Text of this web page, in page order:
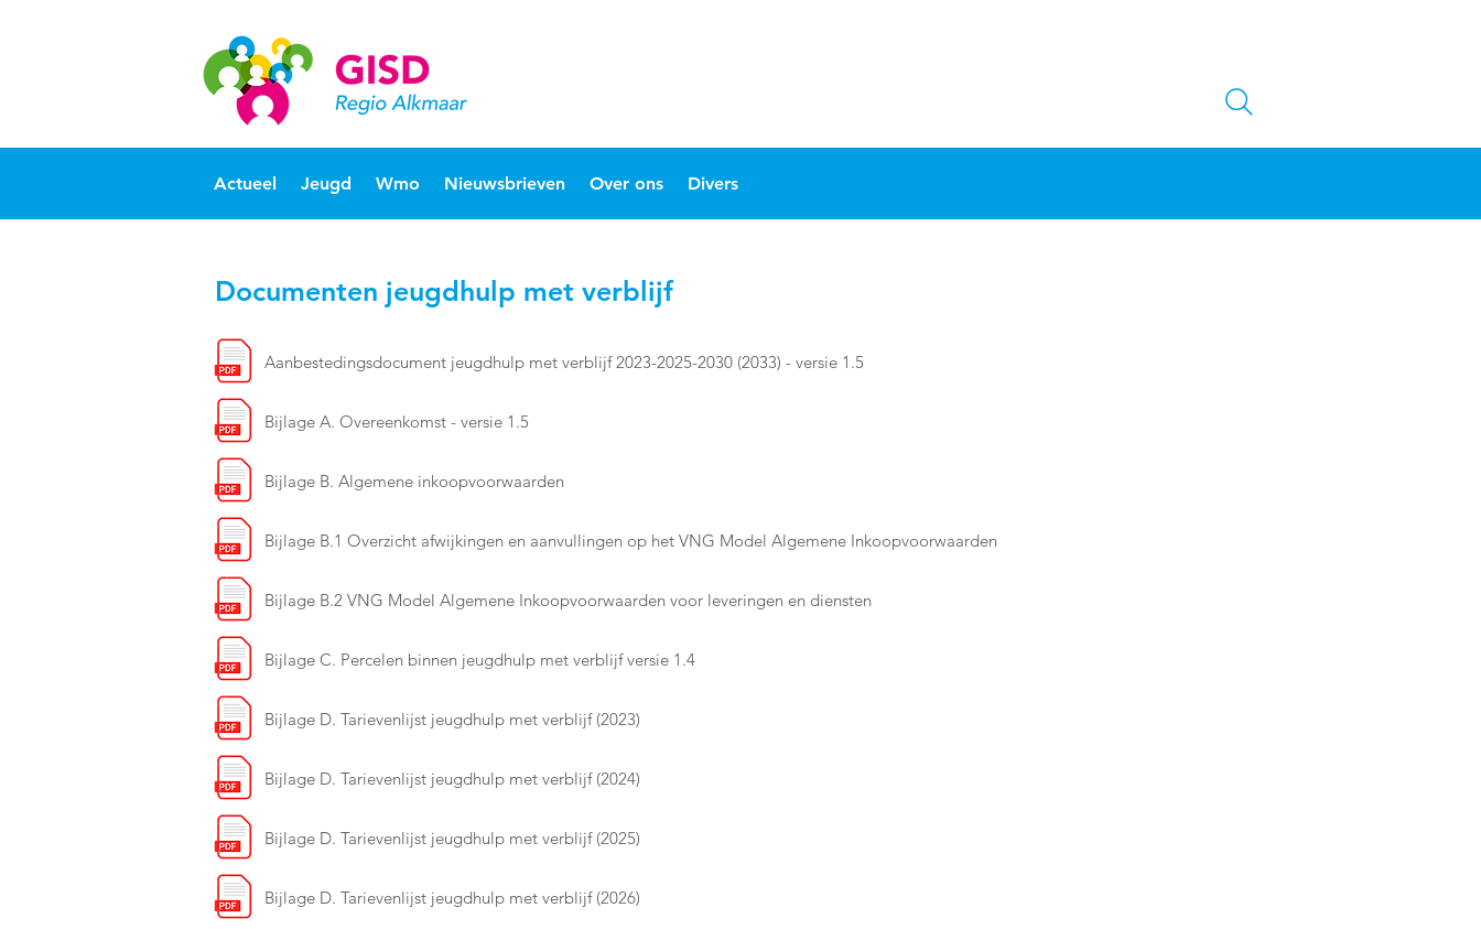
Actueel Jeugd Wmo Nieuwsbrieven Over ons Divers
Documenten jeugdhulp met verblijf
Aanbestedingsdocument jeugdhulp met verblijf 2023-2025-2030 (2033) - versie 1.5
Bijlage A. Overeenkomst - versie 1.5
Bijlage B. Algemene inkoopvoorwaarden
Bijlage B.1 Overzicht afwijkingen en aanvullingen op het VNG Model Algemene Inkoopvoorwaarden
Bijlage B.2 VNG Model Algemene Inkoopvoorwaarden voor leveringen en diensten
Bijlage C. Percelen binnen jeugdhulp met verblijf versie 1.4
Bijlage D. Tarievenlijst jeugdhulp met verblijf (2023)
Bijlage D. Tarievenlijst jeugdhulp met verblijf (2024)
Bijlage D. Tarievenlijst jeugdhulp met verblijf (2025)
Bijlage D. Tarievenlijst jeugdhulp met verblijf (2026)